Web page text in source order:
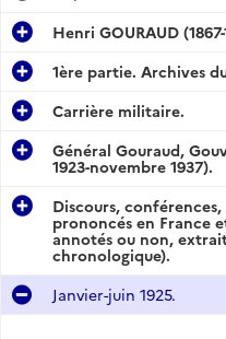
Henri GOURAUD
1ère partie. Archives
Carrière militaire.
Général Gouraud,
1923-novembre 1937).
Discours,
prononcés en France
annotés ou non,
chronologique).
Janvier-juin 1925.